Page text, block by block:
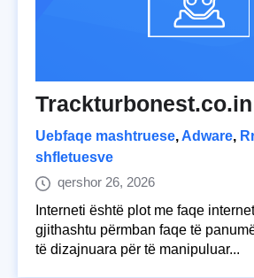
Trackturbonest.co.in
Uebfaqe mashtruese, Adware,
shfletuesve
qershor 26, 2026
Interneti është plot me faqe
gjithashtu përmban faqe të
të dizajnuara për të manipuluar...